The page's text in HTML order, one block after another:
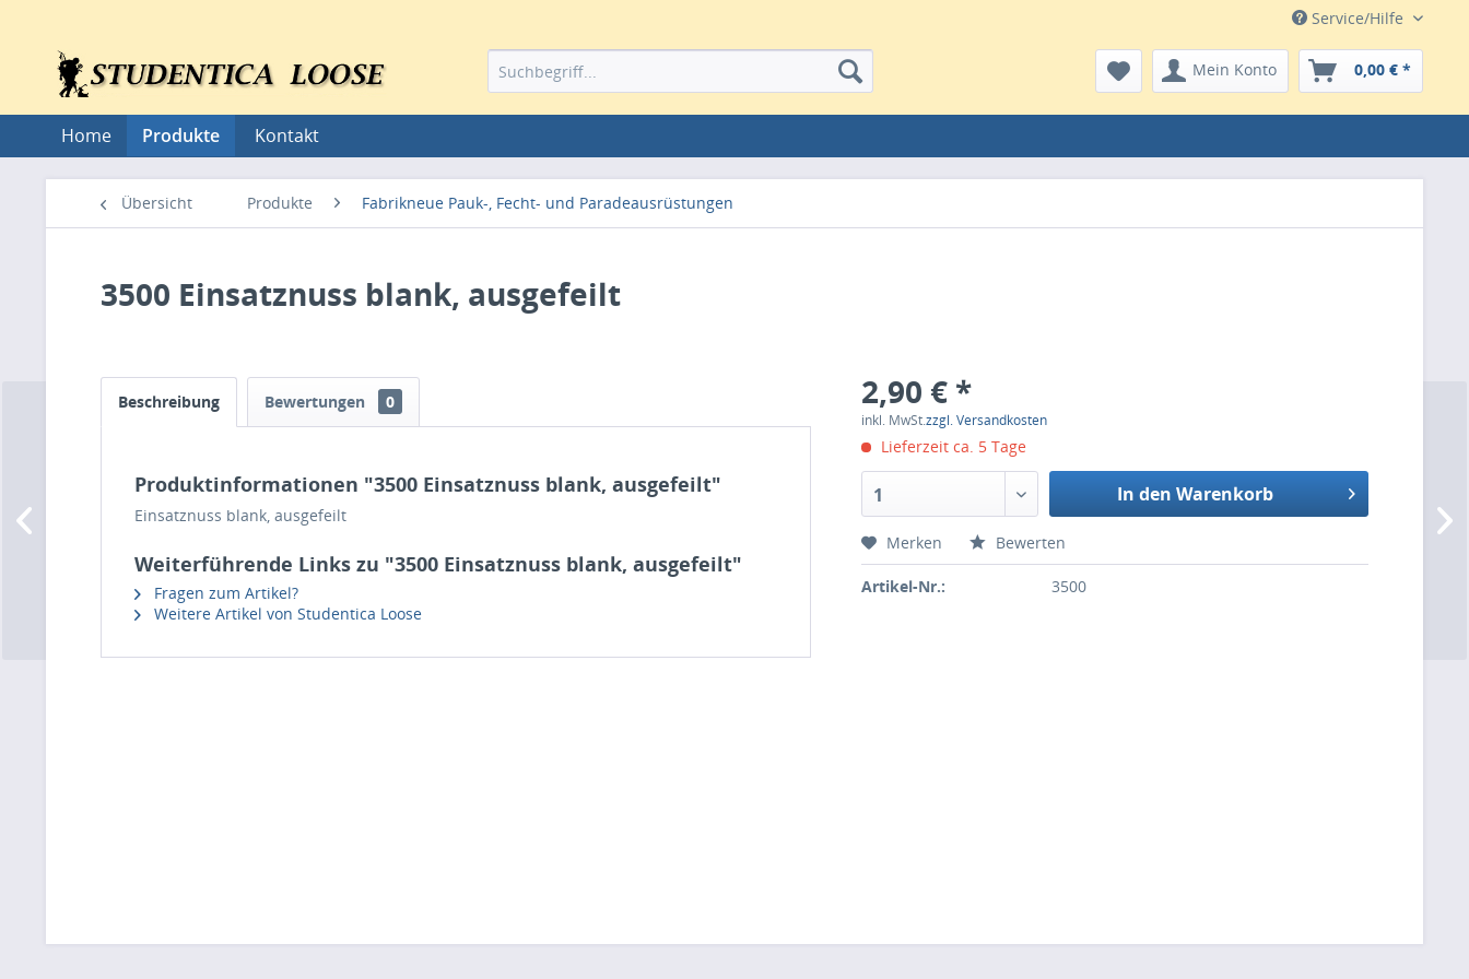
Service/Hilfe
Mein Konto 0,00 € *
Home Produkte Kontakt
Übersicht Produkte Fabrikneue Pauk-, Fecht- und Paradeausrüstungen
3500 Einsatznuss blank, ausgefeilt
2,90 € *
inkl. MwSt.zzgl. Versandkosten
Lieferzeit ca. 5 Tage
1 In den Warenkorb
Merken Bewerten
Artikel-Nr.: 3500
Beschreibung Bewertungen 0
Produktinformationen "3500 Einsatznuss blank, ausgefeilt"
Einsatznuss blank, ausgefeilt
Weiterführende Links zu "3500 Einsatznuss blank, ausgefeilt"
Fragen zum Artikel?
Weitere Artikel von Studentica Loose